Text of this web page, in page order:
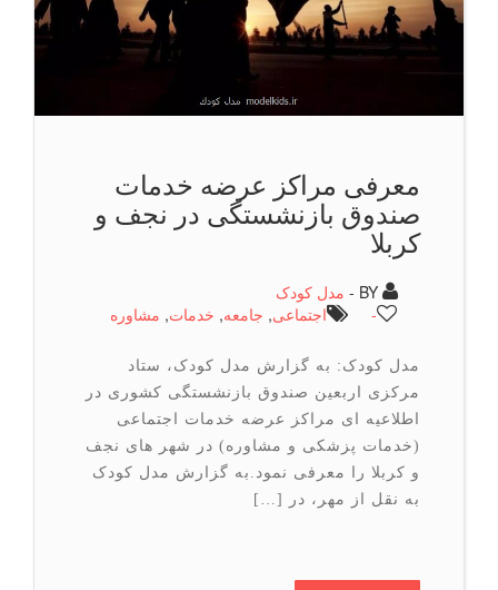
معرفی مراکز عرضه خدمات
صندوق بازنشستگی در نجف و
مدل کودک
اجتماعی,جامعه ,خدمات, مشاوره
مدل کودک: به گزارش مدل کودک، ستاد
مرکزی اربعین صندوق بازنشستگی کشوری در
اطلاعیه ای مراکز عرضه خدمات اجتماعی
(خدمات پزشکی و مشاوره) در شهر های نجف
و کربلا را معرفی نمود.به گزارش مدل کودک
به نقل از مهر، در […]